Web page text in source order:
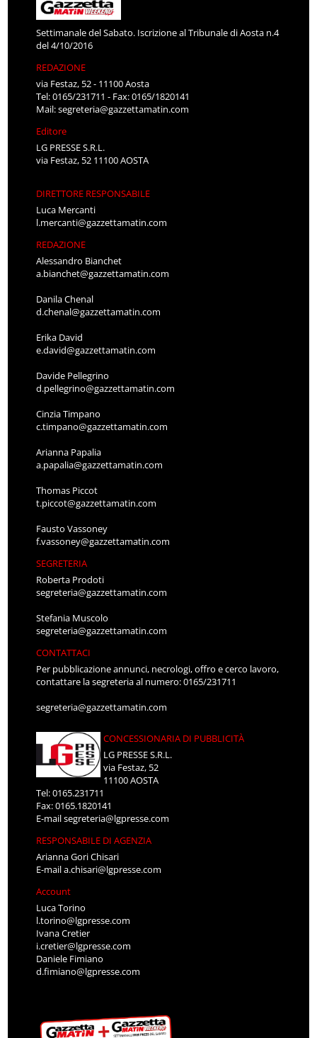
Settimanale del Sabato. Iscrizione al Tribunale di Aosta n.4
del 4/10/2016
REDAZIONE
via Festaz, 52 - 11100 Aosta
Tel: 0165/231711 - Fax: 0165/1820141
Mail:segreteria@gazzettamatin.com
Editore
LG PRESSE S.R.L.
via Festaz, 52 11100 AOSTA
DIRETTORE RESPONSABILE
Luca Mercanti
l.mercanti@gazzettamatin.com
REDAZIONE
Alessandro Bianchet
a.bianchet@gazzettamatin.com
Danila Chenal
d.chenal@gazzettamatin.com
Erika David
e.david@gazzettamatin.com
Davide Pellegrino
d.pellegrino@gazzettamatin.com
Cinzia Timpano
c.timpano@gazzettamatin.com
Arianna Papalia
a.papalia@gazzettamatin.com
Thomas Piccot
t.piccot@gazzettamatin.com
Fausto Vassoney
f.vassoney@gazzettamatin.com
SEGRETERIA
Roberta Prodoti
segreteria@gazzettamatin.com
Stefania Muscolo
segreteria@gazzettamatin.com
CONTATTACI
Per pubblicazione annunci, necrologi, offro e cerco lavoro,
contattare la segreteria al numero: 0165/231711
segreteria@gazzettamatin.com
CONCESSIONARIA DI PUBBLICITÀ
LG PRESSE S.R.L.
via Festaz, 52
11100 AOSTA
Tel: 0165.231711
Fax: 0165.1820141
E-mailsegreteria@lgpresse.com
RESPONSABILE DI AGENZIA
Arianna Gori Chisari
E-maila.chisari@lgpresse.com
Account
Luca Torino
l.torino@lgpresse.com
Ivana Cretier
i.cretier@lgpresse.com
Daniele Fimiano
d.fimiano@lgpresse.com